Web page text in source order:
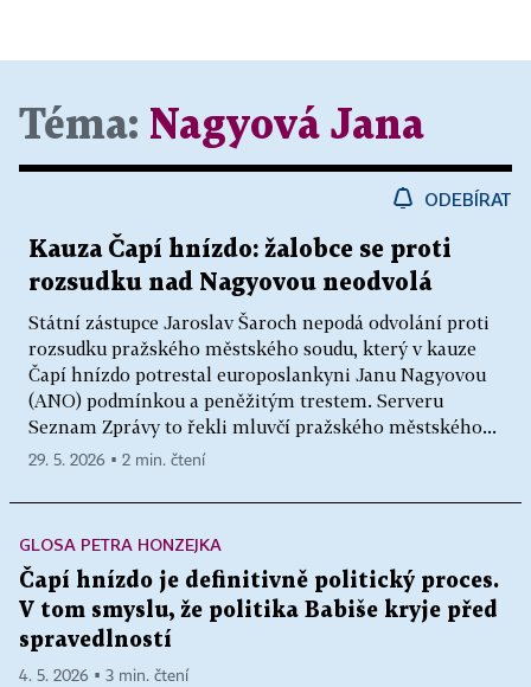
Téma: Nagyová Jana
ODEBÍRAT
Kauza Čapí hnízdo: žalobce se proti
rozsudku nad Nagyovou neodvolá
Státní zástupce Jaroslav Šaroch nepodá odvolání proti
rozsudku pražského městského soudu, který v kauze
Čapí hnízdo potrestal europoslankyni Janu Nagyovou
(ANO) podmínkou a peněžitým trestem. Serveru
Seznam Zprávy to řekli mluvčí pražského městského...
29. 5. 2026 ▪ 2 min. čtení
GLOSA PETRA HONZEJKA
Čapí hnízdo je definitivně politický proces.
V tom smyslu, že politika Babiše kryje před
spravedlností
4. 5. 2026 ▪ 3 min. čtení